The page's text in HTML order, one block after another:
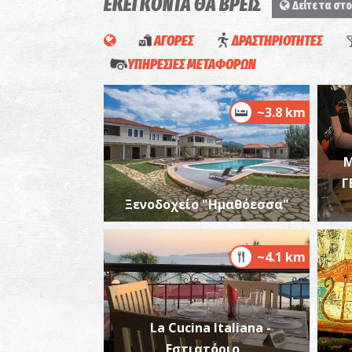
Δείτε τα
ΑΓΟΡΕΣ ΔΡΑΣΤΗΡΙΟΤΗΤΕΣ
ΥΠΗΡΕΣΙΕΣ ΜΕΤΑΦΟΡΩΝ
~3.8 km
Ξενοδοχείο "Ημαθόεσσα"
~4.1 km
La Cucina Italiana -